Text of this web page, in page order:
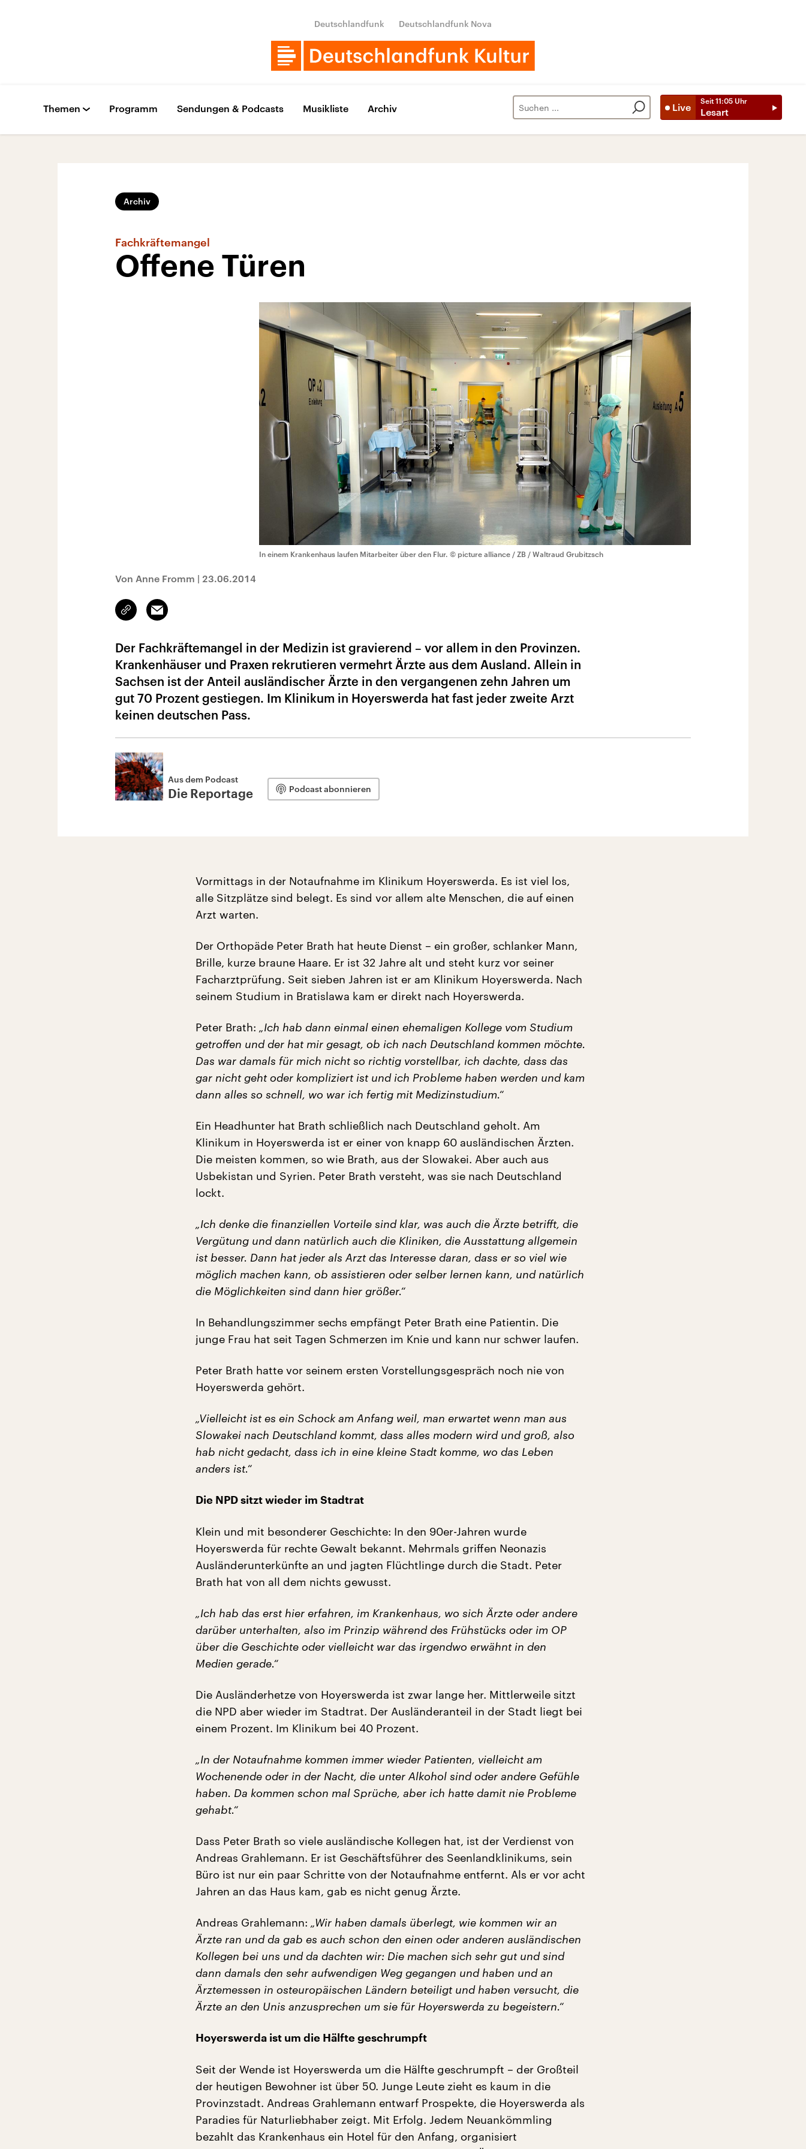
Deutschlandfunk Deutschlandfunk Nova
Live
Seit 11:05 Uhr
Lesart
Themen Programm Sendungen & Podcasts Musikliste Archiv
Archiv
Fachkräftemangel
Offene Türen
In einem Krankenhaus laufen Mitarbeiter über den Flur. © picture alliance / ZB / Waltraud Grubitzsch
Von Anne Fromm | 23.06.2014
Link
kopieren/teilen
Email
Der Fachkräftemangel in der Medizin ist gravierend – vor allem in den Provinzen.
Krankenhäuser und Praxen rekrutieren vermehrt Ärzte aus dem Ausland. Allein in
Sachsen ist der Anteil ausländischer Ärzte in den vergangenen zehn Jahren um
gut 70 Prozent gestiegen. Im Klinikum in Hoyerswerda hat fast jeder zweite Arzt
keinen deutschen Pass.
Aus dem Podcast
Die Reportage Podcast abonnieren
Vormittags in der Notaufnahme im Klinikum Hoyerswerda. Es ist viel los,
alle Sitzplätze sind belegt. Es sind vor allem alte Menschen, die auf einen
Arzt warten.
Der Orthopäde Peter Brath hat heute Dienst – ein großer, schlanker Mann,
Brille, kurze braune Haare. Er ist 32 Jahre alt und steht kurz vor seiner
Facharztprüfung. Seit sieben Jahren ist er am Klinikum Hoyerswerda. Nach
seinem Studium in Bratislawa kam er direkt nach Hoyerswerda.
Peter Brath: „Ich hab dann einmal einen ehemaligen Kollege vom Studium
getroffen und der hat mir gesagt, ob ich nach Deutschland kommen möchte.
Das war damals für mich nicht so richtig vorstellbar, ich dachte, dass das
gar nicht geht oder kompliziert ist und ich Probleme haben werden und kam
dann alles so schnell, wo war ich fertig mit Medizinstudium.“
Ein Headhunter hat Brath schließlich nach Deutschland geholt. Am
Klinikum in Hoyerswerda ist er einer von knapp 60 ausländischen Ärzten.
Die meisten kommen, so wie Brath, aus der Slowakei. Aber auch aus
Usbekistan und Syrien. Peter Brath versteht, was sie nach Deutschland
lockt.
„Ich denke die finanziellen Vorteile sind klar, was auch die Ärzte betrifft, die
Vergütung und dann natürlich auch die Kliniken, die Ausstattung allgemein
ist besser. Dann hat jeder als Arzt das Interesse daran, dass er so viel wie
möglich machen kann, ob assistieren oder selber lernen kann, und natürlich
die Möglichkeiten sind dann hier größer.“
In Behandlungszimmer sechs empfängt Peter Brath eine Patientin. Die
junge Frau hat seit Tagen Schmerzen im Knie und kann nur schwer laufen.
Peter Brath hatte vor seinem ersten Vorstellungsgespräch noch nie von
Hoyerswerda gehört.
„Vielleicht ist es ein Schock am Anfang weil, man erwartet wenn man aus
Slowakei nach Deutschland kommt, dass alles modern wird und groß, also
hab nicht gedacht, dass ich in eine kleine Stadt komme, wo das Leben
anders ist.“
Die NPD sitzt wieder im Stadtrat
Klein und mit besonderer Geschichte: In den 90er-Jahren wurde
Hoyerswerda für rechte Gewalt bekannt. Mehrmals griffen Neonazis
Ausländerunterkünfte an und jagten Flüchtlinge durch die Stadt. Peter
Brath hat von all dem nichts gewusst.
„Ich hab das erst hier erfahren, im Krankenhaus, wo sich Ärzte oder andere
darüber unterhalten, also im Prinzip während des Frühstücks oder im OP
über die Geschichte oder vielleicht war das irgendwo erwähnt in den
Medien gerade.“
Die Ausländerhetze von Hoyerswerda ist zwar lange her. Mittlerweile sitzt
die NPD aber wieder im Stadtrat. Der Ausländeranteil in der Stadt liegt bei
einem Prozent. Im Klinikum bei 40 Prozent.
„In der Notaufnahme kommen immer wieder Patienten, vielleicht am
Wochenende oder in der Nacht, die unter Alkohol sind oder andere Gefühle
haben. Da kommen schon mal Sprüche, aber ich hatte damit nie Probleme
gehabt.“
Dass Peter Brath so viele ausländische Kollegen hat, ist der Verdienst von
Andreas Grahlemann. Er ist Geschäftsführer des Seenlandklinikums, sein
Büro ist nur ein paar Schritte von der Notaufnahme entfernt. Als er vor acht
Jahren an das Haus kam, gab es nicht genug Ärzte.
Andreas Grahlemann: „Wir haben damals überlegt, wie kommen wir an
Ärzte ran und da gab es auch schon den einen oder anderen ausländischen
Kollegen bei uns und da dachten wir: Die machen sich sehr gut und sind
dann damals den sehr aufwendigen Weg gegangen und haben und an
Ärztemessen in osteuropäischen Ländern beteiligt und haben versucht, die
Ärzte an den Unis anzusprechen um sie für Hoyerswerda zu begeistern.“
Hoyerswerda ist um die Hälfte geschrumpft
Seit der Wende ist Hoyerswerda um die Hälfte geschrumpft – der Großteil
der heutigen Bewohner ist über 50. Junge Leute zieht es kaum in die
Provinzstadt. Andreas Grahlemann entwarf Prospekte, die Hoyerswerda als
Paradies für Naturliebhaber zeigt. Mit Erfolg. Jedem Neuankömmling
bezahlt das Krankenhaus ein Hotel für den Anfang, organisiert